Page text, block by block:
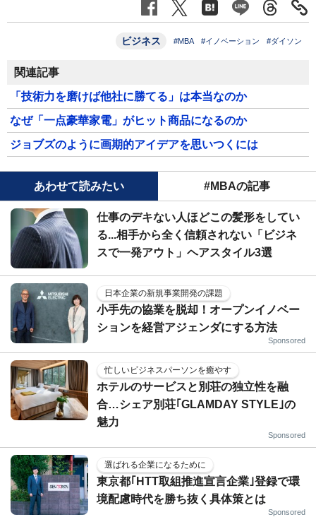
ビジネス #MBA #イノベーション #ダイソン
関連記事
「技術力を磨けば他社に勝てる」は本当なのか
なぜ「一点豪華家電」がヒット商品になるのか
ジョブズのように画期的アイデアを思いつくには
あわせて読みたい #MBAの記事
仕事のデキない人ほどこの髪形をしてい
る...相手から全く信頼されない「ビジネ
スで一発アウト」ヘアスタイル3選
日本企業の新規事業開発の課題
小手先の協業を脱却！オープンイノベー
ションを経営アジェンダにする方法
Sponsored
忙しいビジネスパーソンを癒やす
ホテルのサービスと別荘の独立性を融
合…シェア別荘｢GLAMDAY STYLE｣の
魅力
Sponsored
選ばれる企業になるために
東京都｢HTT取組推進宣言企業｣登録で環
境配慮時代を勝ち抜く具体策とは
Sponsored